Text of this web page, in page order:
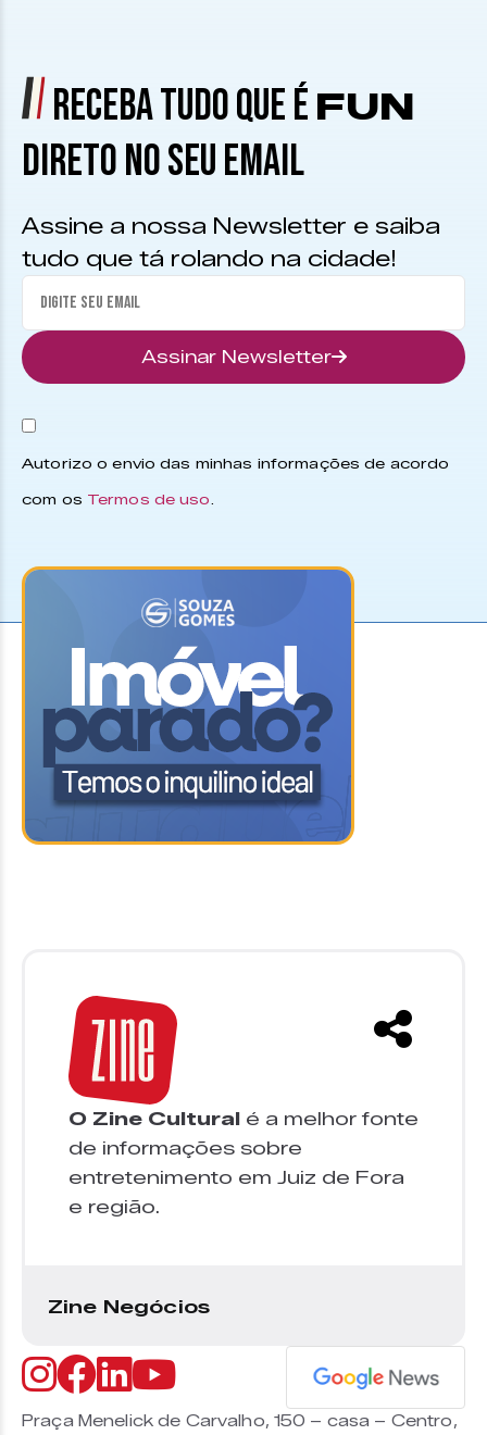
RECEBA TUDO QUE É FUN
DIRETO NO SEU EMAIL
Assine a nossa Newsletter e saiba
tudo que tá rolando na cidade!
Assinar Newsletter
Autorizo o envio das minhas informações de acordo
com os Termos de uso
O Zine Cultural é a melhor fonte
de informações sobre
entretenimento em Juiz de Fora
e região.
Zine Negócios
Praça Menelick de Carvalho, 150 – casa – Centro,